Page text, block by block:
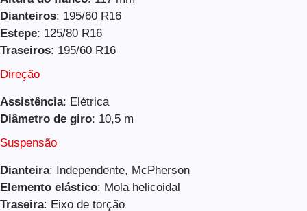
Dianteiros: 195/60 R16
Estepe: 125/80 R16
Traseiros: 195/60 R16
Direção
Assistência: Elétrica
Diâmetro de giro: 10,5 m
Suspensão
Dianteira: Independente, McPherson
Elemento elástico: Mola helicoidal
Traseira: Eixo de torção